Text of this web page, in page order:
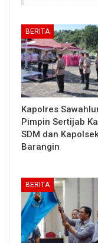
BERITA
Kapolres
Pimpin Sertijab
SDM dan
Barangin
BERITA